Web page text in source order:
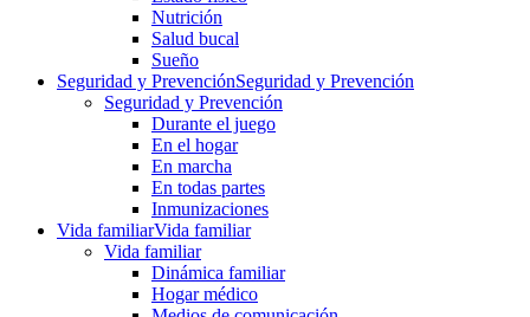
Nutrición
Salud bucal
Sueño
Seguridad y PrevenciónSeguridad y Prevención
Seguridad y Prevención
Durante el juego
En el hogar
En marcha
En todas partes
Inmunizaciones
Vida familiarVida familiar
Vida familiar
Dinámica familiar
Hogar médico